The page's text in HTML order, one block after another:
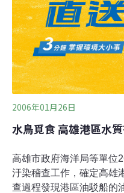
2006年01月26日
水鳥覓食 高雄港區水
高雄市政府海洋局等單位
汙染稽查工作，確定高雄
查過程發現港區油駁船的